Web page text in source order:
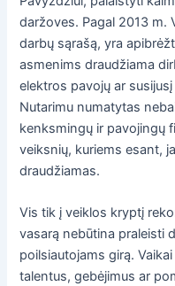
daržoves. Pagal 2013 m.
darbų sąrašą, yra
asmenims draudžiama
elektros pavojų ar
Nutarimu numatytas
kenksmingų ir pavojingų
veiksnių, kuriems esant,
draudžiamas.
Vis tik į veiklos kryptį
vasarą nebūtina praleisti
poilsiautojams girą.
talentus, gebėjimus ar